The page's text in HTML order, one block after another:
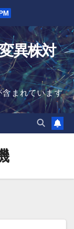
異株対
まれています